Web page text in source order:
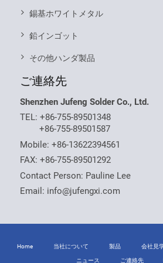
錫基ホワイトメタル
鉛インゴット
その他ハンダ製品
ご連絡先
Shenzhen Jufeng Solder Co., Ltd.
TEL:+86-755-89501348
+86-755-89501587
Mobile:+86-13622394561
FAX: +86-755-89501292
Contact Person: Pauline Lee
Email: info@jufengxi.com
Home 当社について 製品 会社見
ニュース ご連絡先